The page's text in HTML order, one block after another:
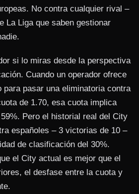
No contra cualquier rival –
La Liga que saben gestionar
si lo miras desde la perspectiva
Cuando un operador ofrece
pasar una eliminatoria contra
de 1.70, esa cuota implica
Pero el historial real del City
españoles – 3 victorias de 10 –
de clasificación del 30%.
el City actual es mejor que el
el desfase entre la cuota y